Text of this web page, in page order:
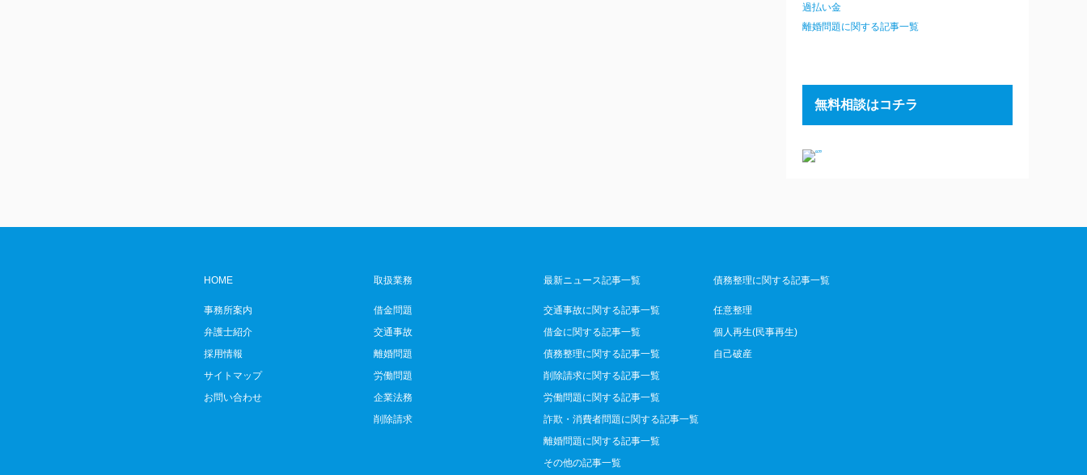
過払い金
離婚問題に関する記事一覧
無料相談はコチラ
HOME
事務所案内
弁護士紹介
採用情報
サイトマップ
お問い合わせ
取扱業務
借金問題
交通事故
離婚問題
労働問題
企業法務
削除請求
最新ニュース記事一覧
交通事故に関する記事一覧
借金に関する記事一覧
債務整理に関する記事一覧
削除請求に関する記事一覧
労働問題に関する記事一覧
詐欺・消費者問題に関する記事一覧
離婚問題に関する記事一覧
その他の記事一覧
債務整理に関する記事一覧
任意整理
個人再生(民事再生)
自己破産